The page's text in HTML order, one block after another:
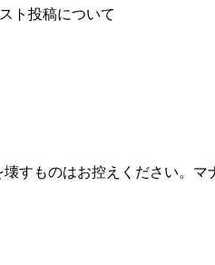
ト投稿について
すものはお控えください。マ